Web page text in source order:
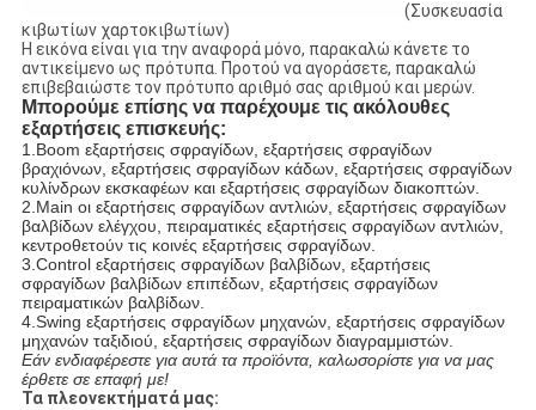
(Συσκευασία
κιβωτίων χαρτοκιβωτίων)
Η εικόνα είναι για την αναφορά μόνο, παρακαλώ κάνετε το
αντικείμενο ως πρότυπα. Προτού να αγοράσετε, παρακαλώ
επιβεβαιώστε τον πρότυπο αριθμό σας αριθμού και μερών.
Μπορούμε επίσης να παρέχουμε τις ακόλουθες
εξαρτήσεις επισκευής:
1.Boom εξαρτήσεις σφραγίδων, εξαρτήσεις σφραγίδων
βραχιόνων, εξαρτήσεις σφραγίδων κάδων, εξαρτήσεις σφραγίδων
κυλίνδρων εκσκαφέων και εξαρτήσεις σφραγίδων διακοπτών.
2.Main οι εξαρτήσεις σφραγίδων αντλιών, εξαρτήσεις σφραγίδων
βαλβίδων ελέγχου, πειραματικές εξαρτήσεις σφραγίδων αντλιών,
κεντροθετούν τις κοινές εξαρτήσεις σφραγίδων.
3.Control εξαρτήσεις σφραγίδων βαλβίδων, εξαρτήσεις
σφραγίδων βαλβίδων επιπέδων, εξαρτήσεις σφραγίδων
πειραματικών βαλβίδων.
4.Swing εξαρτήσεις σφραγίδων μηχανών, εξαρτήσεις σφραγίδων
μηχανών ταξιδιού, εξαρτήσεις σφραγίδων διαγραμμιστών.
Εάν ενδιαφέρεστε για αυτά τα προϊόντα, καλωσορίστε για να μας
έρθετε σε επαφή με!
Τα πλεονεκτήματά μας: